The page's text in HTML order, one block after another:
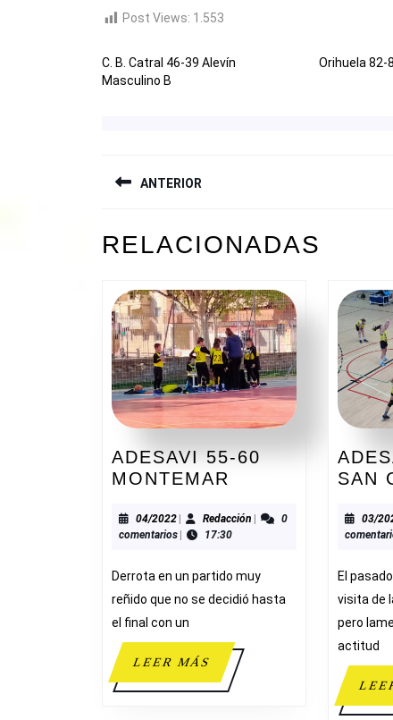
Post Views: 1.553
C. B. Catral 46-39 Alevín
Masculino B
Orihuela 82-
DE
ENTRADAS
ANTERIOR
anterior:
RELACIONADAS
ADESAVI 55-60
MONTEMAR
60
MONTEMAR
04/202204/2022RedacciónRedacción
0
comentarios
17:30
Derrota en un partido muy
reñido que no se decidió hasta
el final con un
LEER MÁSLEER
MÁS
SAN
03/
El
visita de
pero
actitud